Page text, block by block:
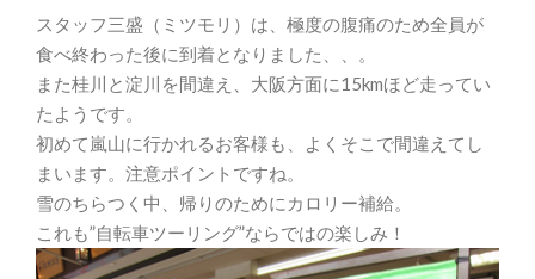
スタッフ三盛（ミツモリ）は、極度の腹痛のため全員が
食べ終わった後に到着となりました、、。
また桂川と淀川を間違え、大阪方面に15kmほど走ってい
たようです。
初めて嵐山に行かれるお客様も、よくそこで間違えてし
まいます。注意ポイントですね。
雪のちらつく中、帰りのためにカロリー補給。
これも”自転車ツーリング”ならではの楽しみ！